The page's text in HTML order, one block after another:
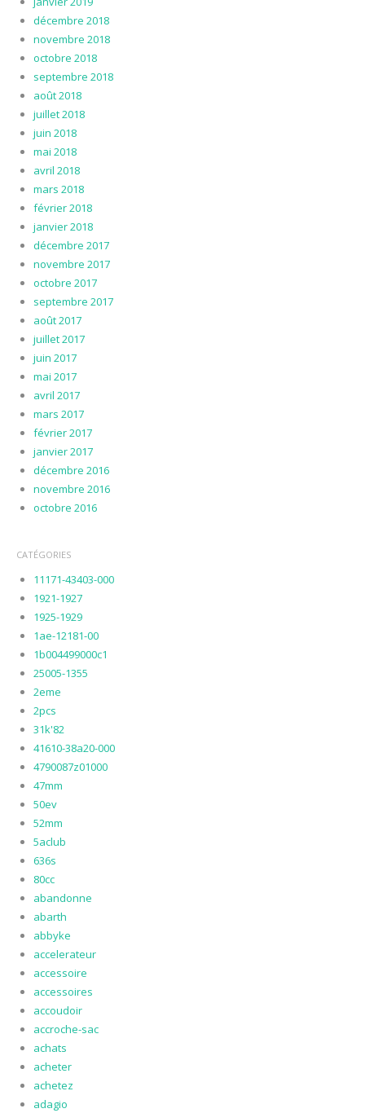
décembre 2018
novembre 2018
octobre 2018
septembre 2018
août 2018
juillet 2018
juin 2018
mai 2018
avril 2018
mars 2018
février 2018
janvier 2018
décembre 2017
novembre 2017
octobre 2017
septembre 2017
août 2017
juillet 2017
juin 2017
mai 2017
avril 2017
mars 2017
février 2017
janvier 2017
décembre 2016
novembre 2016
octobre 2016
CATÉGORIES
11171-43403-000
1921-1927
1925-1929
1ae-12181-00
1b004499000c1
25005-1355
2eme
2pcs
31k'82
41610-38a20-000
4790087z01000
47mm
50ev
52mm
5aclub
636s
80cc
abandonne
abarth
abbyke
accelerateur
accessoire
accessoires
accoudoir
accroche-sac
achats
acheter
achetez
adagio